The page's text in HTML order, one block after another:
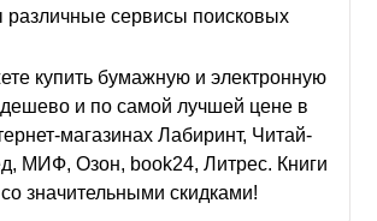
различные сервисы поисковых
купить бумажную и электронную
и по самой лучшей цене в
магазинах Лабиринт, Читай-
МИФ, Озон, book24, Литрес. Книги
значительными скидками!